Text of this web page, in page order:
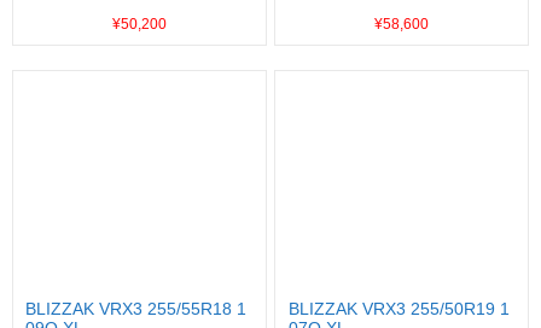
¥50,200 ¥58,600
BLIZZAK VRX3 255/55R18 1
BLIZZAK VRX3 255/50R19 1